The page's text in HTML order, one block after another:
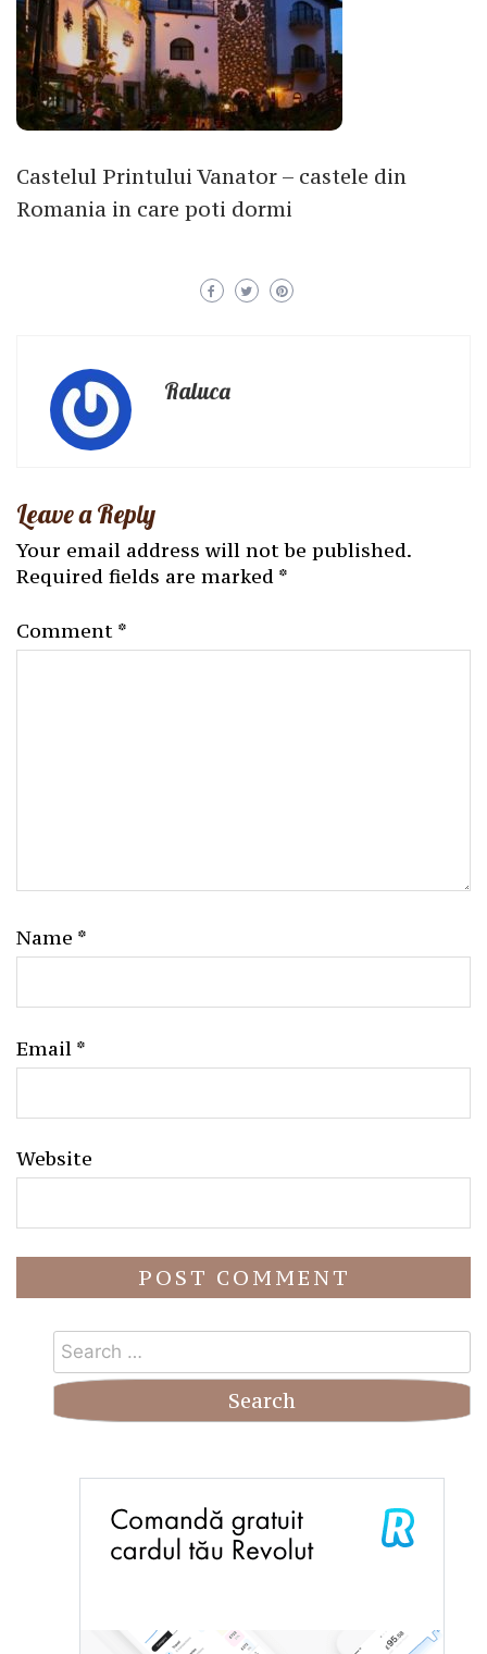
Castelul Printului Vanator – castele din
Romania in care poti dormi
Raluca
Leave a Reply
Your email address will not be published.
Required fields are marked *
Comment *
Name *
Email *
Website
Search
for: